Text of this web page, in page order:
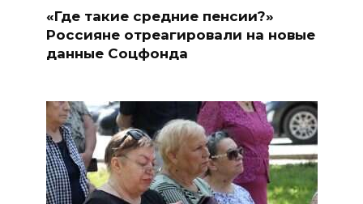
«Где такие средние пенсии?»
Россияне отреагировали на новые
данные Соцфонда